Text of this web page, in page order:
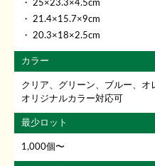
25×23.3×4.5cm
21.4×15.7×9cm
20.3×18×2.5cm
カラー
クリア、グリーン、ブルー、オ
オリジナルカラー対応可
最少ロット
1,000個〜